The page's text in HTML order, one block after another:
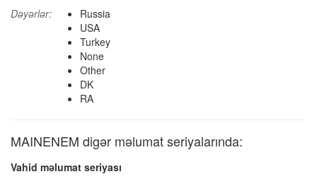
Dəyərlər:
Russia
USA
Turkey
None
Other
DK
RA
MAINENEM digər məlumat seriyalarında:
Vahid məlumat seriyası